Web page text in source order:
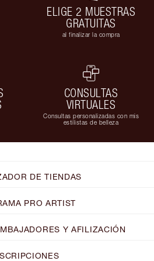
ELIGE 2 MUESTRAS
GRATUITAS
al finalizar la compra
CONSULTAS
VIRTUALES
Consultas personalizadas con mis
estilistas de belleza
DE TIENDAS
PRO ARTIST
Y AFILIZACIÓN